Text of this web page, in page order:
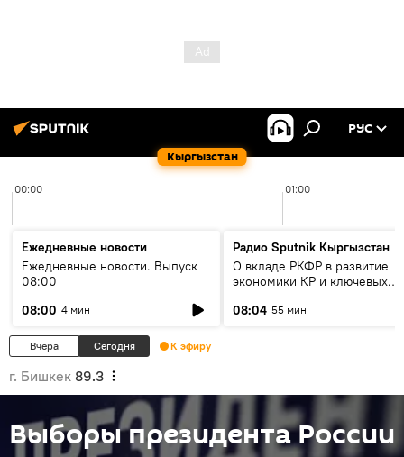
Кыргызстан
РУС
00:00 01:00
Ежедневные новости
Ежедневные новости. Выпуск
08:00
08:00 4 мин
Радио Sputnik Кыргызстан
О вкладе РКФР в развитие
экономики КР и ключевых
08:04 55 мин
Вчера Сегодня К эфиру
г. Бишкек 89.3
Выборы президента России